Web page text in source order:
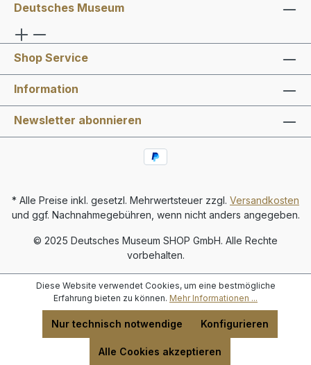
Deutsches Museum
Shop Service
Information
Newsletter abonnieren
* Alle Preise inkl. gesetzl. Mehrwertsteuer zzgl. Versandkosten
und ggf. Nachnahmegebühren, wenn nicht anders angegeben.
© 2025 Deutsches Museum SHOP GmbH. Alle Rechte
vorbehalten.
Diese Website verwendet Cookies, um eine bestmögliche
Erfahrung bieten zu können. Mehr Informationen ...
Nur technisch notwendige Konfigurieren
Alle Cookies akzeptieren